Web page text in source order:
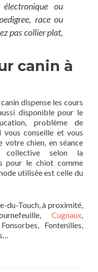
ou
race ou
pas collier plat,
canin à
dispense les cours
disponible pour le
problème de
vous conseille et vous
votre chien, en séance
collective selon la
pour le chiot comme
utilisée est celle du
du-Touch, à proximité,
Cugnaux,
Fontenilles,